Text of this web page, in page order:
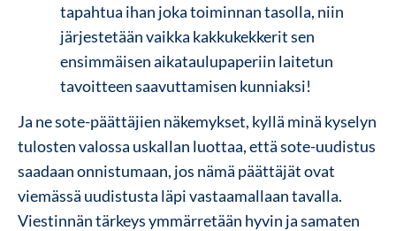
tapahtua ihan joka toiminnan tasolla, niin
järjestetään vaikka kakkukekkerit sen
ensimmäisen aikataulupaperiin laitetun
tavoitteen saavuttamisen kunniaksi!
Ja ne sote-päättäjien näkemykset, kyllä minä kyselyn
tulosten valossa uskallan luottaa, että sote-uudistus
saadaan onnistumaan, jos nämä päättäjät ovat
viemässä uudistusta läpi vastaamallaan tavalla.
Viestinnän tärkeys ymmärretään hyvin ja samaten